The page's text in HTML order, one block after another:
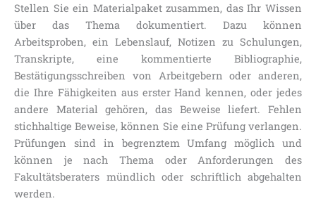
Stellen Sie ein Materialpaket zusammen, das Ihr Wissen
über das Thema dokumentiert. Dazu können
Arbeitsproben, ein Lebenslauf, Notizen zu Schulungen,
Transkripte, eine kommentierte Bibliographie,
Bestätigungsschreiben von Arbeitgebern oder anderen,
die Ihre Fähigkeiten aus erster Hand kennen, oder jedes
andere Material gehören, das Beweise liefert. Fehlen
stichhaltige Beweise, können Sie eine Prüfung verlangen.
Prüfungen sind in begrenztem Umfang möglich und
können je nach Thema oder Anforderungen des
Fakultätsberaters mündlich oder schriftlich abgehalten
werden.